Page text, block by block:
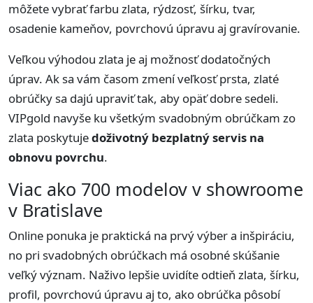
môžete vybrať farbu zlata, rýdzosť, šírku, tvar,
osadenie kameňov, povrchovú úpravu aj gravírovanie.
Veľkou výhodou zlata je aj možnosť dodatočných
úprav. Ak sa vám časom zmení veľkosť prsta, zlaté
obrúčky sa dajú upraviť tak, aby opäť dobre sedeli.
VIPgold navyše ku všetkým svadobným obrúčkam zo
zlata poskytujedoživotný bezplatný servis na
obnovu povrchu.
Viac ako 700 modelov v showroome
v Bratislave
Online ponuka je praktická na prvý výber a inšpiráciu,
no pri svadobných obrúčkach má osobné skúšanie
veľký význam. Naživo lepšie uvidíte odtieň zlata, šírku,
profil, povrchovú úpravu aj to, ako obrúčka pôsobí